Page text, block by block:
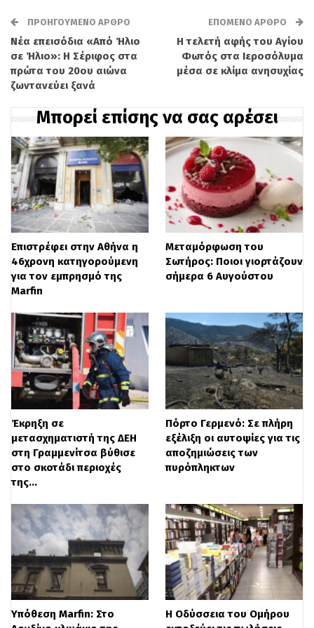
αν θα πραγματοποιηθεί το έθιμο απόψε
εναπόκειται στους ίδιους τους
ρουκετατζήδες. “Θέλουμε να διατηρηθεί
το έθιμο, στηρίζουμε τους ρουκετατζήδες,
αρκεί να μην υπάρχει μεγάλη
επικινδυνότητα, θα πρέπει να
ελαχιστοποιηθεί”, δήλωσε στην κάμερα
της ΕΡΤ3, υπογραμμίζοντας την ανάγκη
για ασφάλεια.
ΠΡΟΗΓΟΎΜΕΝΟ ΆΡΘΡΟ
Νέα επεισόδια «Από Ήλιο
σε Ήλιο»: Η Σέριφος στα
πρώτα του 20ου αιώνα
ζωντανεύει ξανά
ΕΠΌΜΕΝΟ ΆΡΘΡΟ
Η τελετή αφής του Αγίου
Φωτός στα Ιεροσόλυμα
μέσα σε κλίμα ανησυχίας
Μπορεί επίσης να σας αρέσει
Επιστρέφει στην Αθήνα η
46χρονη κατηγορούμενη
για τον εμπρησμό της
Marfin
Μεταμόρφωση του
Σωτήρος: Ποιοι γιορτάζουν
σήμερα 6 Αυγούστου
Έκρηξη σε
μετασχηματιστή της ΔΕΗ
στη Γραμμενίτσα βύθισε
στο σκοτάδι περιοχές
της…
Πόρτο Γερμενό: Σε πλήρη
εξέλιξη οι αυτοψίες για τις
αποζημιώσεις των
πυρόπληκτων
Υπόθεση Marfin: Στο
Η Οδύσσεια του Ομήρου